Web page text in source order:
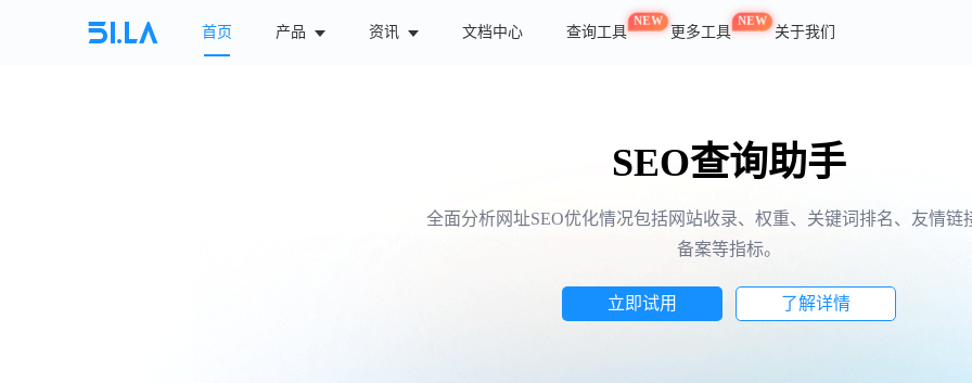
首页 产品 资讯 文档中心 查询工具
NEW
更多工具
NEW
关于我们
SEO查询助手
全面分析网址SEO优化情况包括网站收录、权重、关键词排名、友情链
备案等指标。
立即试用 了解详情